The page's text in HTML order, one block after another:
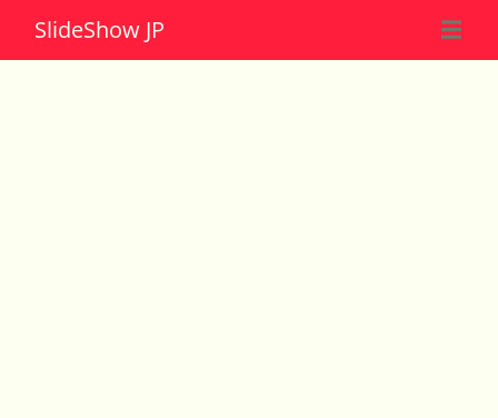
SlideShow JP ☰